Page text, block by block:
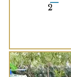
2